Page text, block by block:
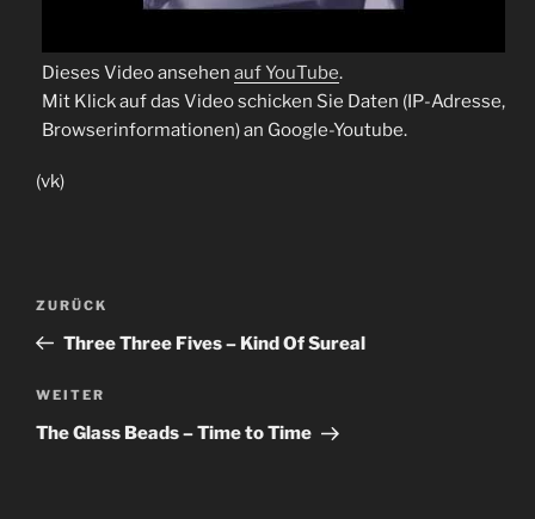
Dieses Video ansehen auf YouTube.
Mit Klick auf das Video schicken Sie Daten (IP-Adresse,
Browserinformationen) an Google-Youtube.
(vk)
Beitragsnavigation
Vorheriger
Beitrag
ZURÜCK
Three Three Fives – Kind Of Sureal
Nächster
Beitrag
WEITER
The Glass Beads – Time to Time